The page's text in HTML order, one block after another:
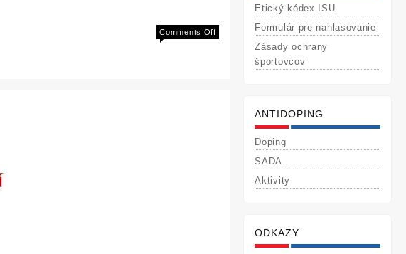
Comments Offon
Etický kódex ISU
Formulár pre nahlasovanie
Zásady ochrany
športovcov
ANTIDOPING
Doping
SADA
Aktivity
ODKAZY